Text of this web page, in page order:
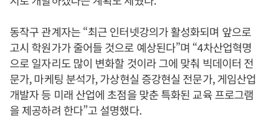
동작구 관계자는 “최근 인터넷강의가 활성화되며 앞으로
고시 학원가가 줄어들 것으로 예상된다”며 “4차산업혁명
으로 일자리도 많이 변화할 것이라 그에 맞춰 빅데이터 전
문가, 마케팅 분석가, 가상현실 증강현실 전문가, 게임산업
개발자 등 미래 산업에 초점을 맞춘 특화된 교육 프로그램
을 제공하려 한다”고 설명했다.